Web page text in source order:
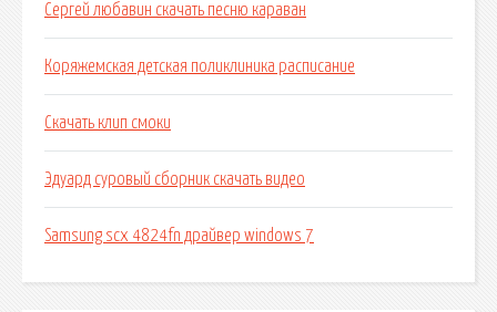
Сергей любавин скачать песню караван
Коряжемская детская поликлиника расписание
Скачать клип смоки
Эдуард суровый сборник скачать видео
Samsung scx 4824fn драйвер windows 7